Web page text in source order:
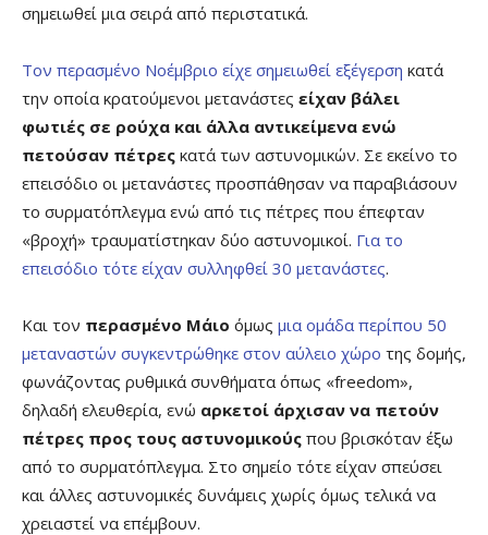
σημειωθεί μια σειρά από περιστατικά.
Τον περασμένο Νοέμβριο είχε σημειωθεί εξέγερση κατά
την οποία κρατούμενοι μετανάστες είχαν βάλει
φωτιές σε ρούχα και άλλα αντικείμενα ενώ
πετούσαν πέτρες κατά των αστυνομικών. Σε εκείνο το
επεισόδιο οι μετανάστες προσπάθησαν να παραβιάσουν
το συρματόπλεγμα ενώ από τις πέτρες που έπεφταν
«βροχή» τραυματίστηκαν δύο αστυνομικοί. Για το
επεισόδιο τότε είχαν συλληφθεί 30 μετανάστες.
Και τον περασμένο Μάιο όμως μια ομάδα περίπου 50
μεταναστών συγκεντρώθηκε στον αύλειο χώρο της δομής,
φωνάζοντας ρυθμικά συνθήματα όπως «freedom»,
δηλαδή ελευθερία, ενώ αρκετοί άρχισαν να πετούν
πέτρες προς τους αστυνομικούς που βρισκόταν έξω
από το συρματόπλεγμα. Στο σημείο τότε είχαν σπεύσει
και άλλες αστυνομικές δυνάμεις χωρίς όμως τελικά να
χρειαστεί να επέμβουν.